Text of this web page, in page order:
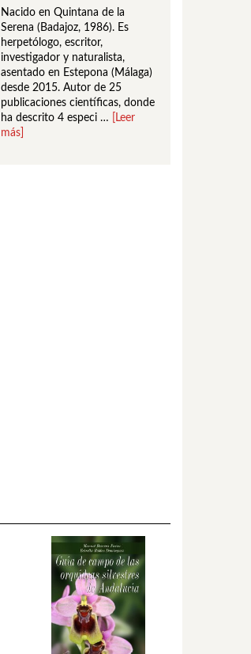
Nacido en Quintana de la
Serena (Badajoz, 1986). Es
herpetólogo, escritor,
investigador y naturalista,
asentado en Estepona (Málaga)
desde 2015. Autor de 25
publicaciones científicas, donde
ha descrito 4 especi …
[Leer
más]